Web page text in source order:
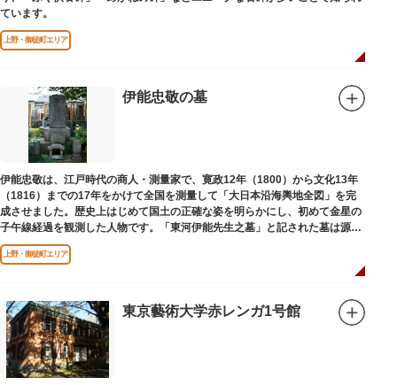
ています。
上野・御徒町エリア
伊能忠敬の墓
伊能忠敬は、江戸時代の商人・測量家で、寛政12年（1800）から文化13年
（1816）までの17年をかけて全国を測量して「大日本沿海輿地全図」を完
成させました。歴史上はじめて国土の正確な姿を明らかにし、初めて金星の
子午線経過を観測した人物です。「東河伊能先生之墓」と記された墓は源空
寺（げんくうじ）にあります。
上野・御徒町エリア
東京藝術大学赤レンガ1号館